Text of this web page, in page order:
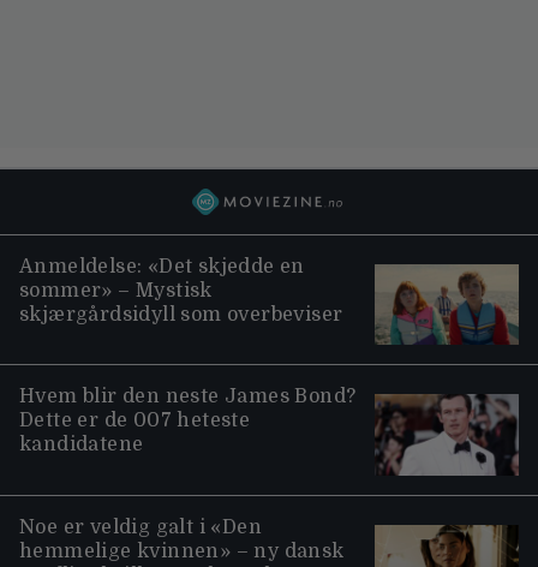
Anmeldelse: «Det skjedde en
sommer» – Mystisk
skjærgårdsidyll som overbeviser
Hvem blir den neste James Bond?
Dette er de 007 heteste
kandidatene
Noe er veldig galt i «Den
hemmelige kvinnen» – ny dansk